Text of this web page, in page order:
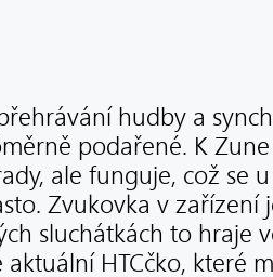
hudby a
podařené. K
ale funguje, což se
Zvukovka v zařízení
sluchátkách to hraje
aktuální HTCčko, které